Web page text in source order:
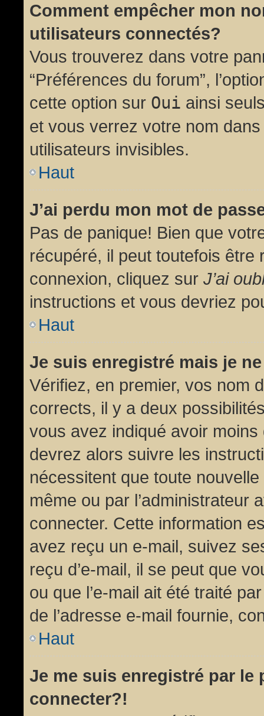
Comment empêcher mon
utilisateurs connectés?
Vous trouverez dans votre
“Préférences du forum”,
cette option sur Oui ainsi
et vous verrez votre nom
utilisateurs invisibles.
Haut
J’ai perdu mon mot de
Pas de panique! Bien que
récupéré, il peut toutefois être
connexion, cliquez sur J’ai
instructions et vous devriez
Haut
Je suis enregistré mais je
Vérifiez, en premier, vos nom
corrects, il y a deux
vous avez indiqué avoir
devrez alors suivre les
nécessitent que toute
même ou par l’administrateur
connecter. Cette information
avez reçu un e-mail, suivez
reçu d’e-mail, il se peut que
ou que l’e-mail ait été traité
de l’adresse e-mail fournie,
Haut
Je me suis enregistré par le
connecter?!